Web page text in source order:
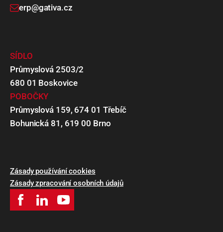
erp@gativa.cz
SÍDLO
Průmyslová 2503/2
680 01 Boskovice
POBOČKY
Průmyslová 159, 674 01 Třebíč
Bohunická 81, 619 00 Brno
Zásady používání cookies
Zásady zpracování osobních údajů